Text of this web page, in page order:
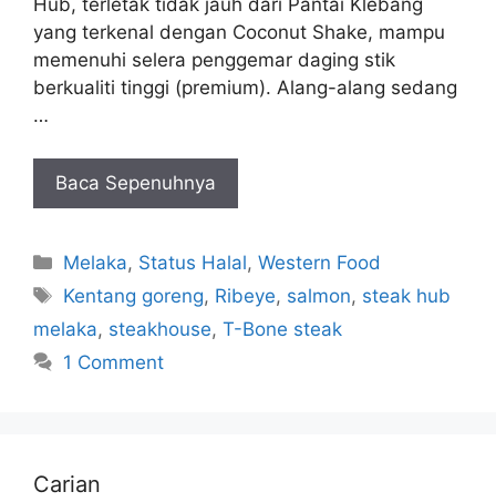
Hub, terletak tidak jauh dari Pantai Klebang
yang terkenal dengan Coconut Shake, mampu
memenuhi selera penggemar daging stik
berkualiti tinggi (premium). Alang-alang sedang
…
Baca Sepenuhnya
Categories
Melaka, Status Halal,Western Food
Tags
Kentang goreng, Ribeye, salmon, steak hub
melaka, steakhouse, T-Bone steak
1 Comment
Carian